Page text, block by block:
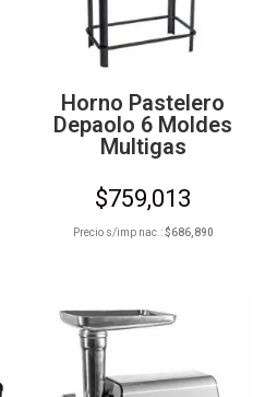
Horno Pastelero
Depaolo 6 Moldes
Multigas
$759,013
Precio s/imp nac.:$686,890